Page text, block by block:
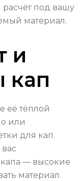
расчёт под вашу
материал.
и
кап
её тёплой
или
для кап.
— высокие
материал.